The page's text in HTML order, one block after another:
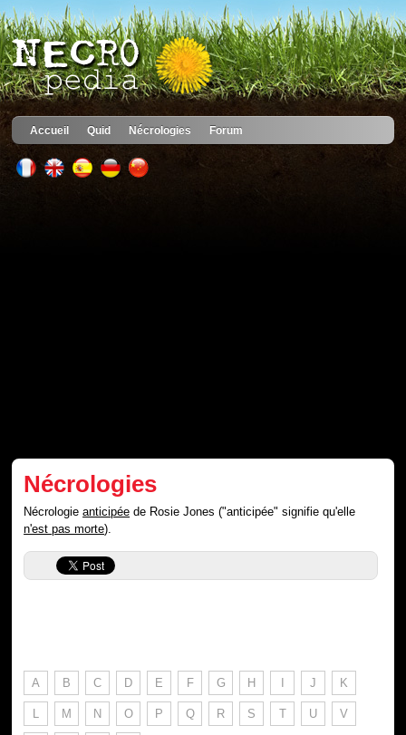
Accueil Quid Nécrologies Forum
Nécrologies
Nécrologieanticipée de Rosie Jones ("anticipée" signifie qu'elle
n'est pas morte).
A B C D E F G H I J K
L M N O P Q R S T U V